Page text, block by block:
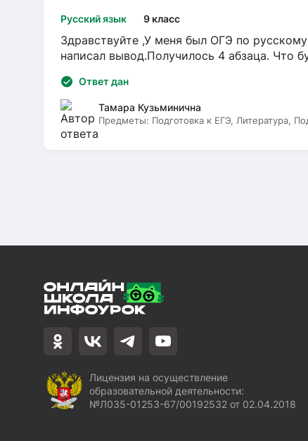
Русский язык 9 класс
Здравствуйте ,У меня был ОГЭ по
написал вывод.Получилось 4 абзаца. Что
Ответ дан
Тамара Кузьминична
Предметы: Подготовка к ЕГЭ, Литература,
Лицензия на осуществление
образовательной деятельности:
№Л035-01253-67/00192532 от 02.04.2018